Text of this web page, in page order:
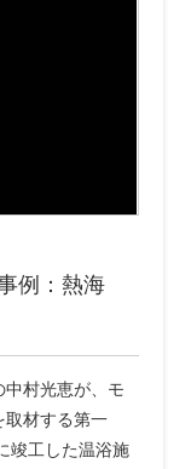
例：熱海
村光恵が、モ
取材する第一
竣工した温浴施